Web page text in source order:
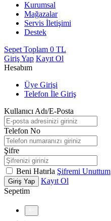
Kurumsal
Mağazalar
Servis İletişimi
Destek
Sepet Toplam 0 TL
Giriş Yap Kayıt Ol
Hesabım
Üye Girişi
Telefon İle Giriş
Kullanıcı Adı/E-Posta
Telefon No
Şifre
Beni Hatırla Şifremi Unuttum
Giriş Yap
Kayıt Ol
Sepetim